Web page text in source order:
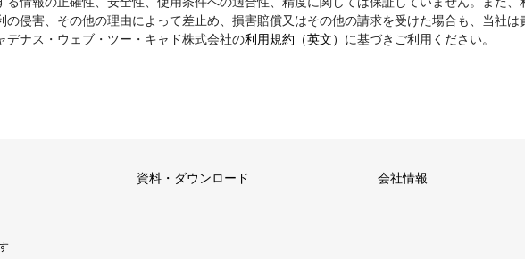
の侵害、その他の理由によって差止め、損害賠償又はその他の請求を受けた場合も、当社は
デナス・ウェブ・ツー・キャド株式会社の利用規約（英文） に基づきご利用ください。
資料・ダウンロード 会社情報